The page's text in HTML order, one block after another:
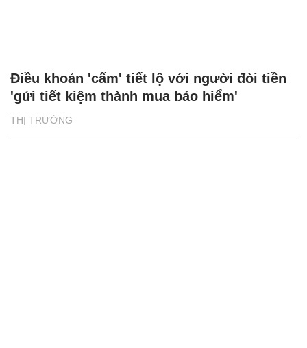
THỊ TRƯỜNG
Điều khoản 'cấm' tiết lộ với người đòi tiền
'gửi tiết kiệm thành mua bảo hiểm'